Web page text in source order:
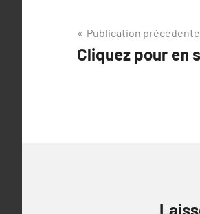
Navigation
de
Publication précédente
Cliquez pour en